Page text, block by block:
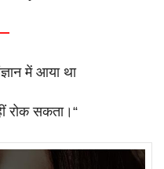
में आया था
रोक सकता। “